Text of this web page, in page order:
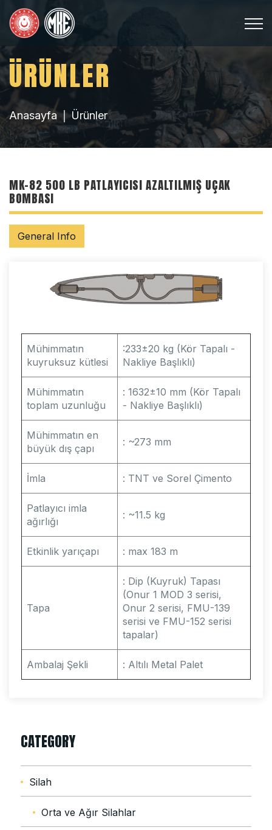
ÜRÜNLER
Anasayfa Ürünler
MK-82 500 LB PATLAYICISI AZALTILMIŞ UÇAK
BOMBASI
General Info
Mühimmatın
kuyruksuz kütlesi
:233±20 kg (Kör Tapalı -
Nakliye Başlıklı)
Mühimmatın
toplam uzunluğu
: 1632±10 mm (Kör Tapalı
- Nakliye Başlıklı)
Mühimmatın en
büyük dış çapı
: ~273 mm
İmla : TNT ve Sorel Çimento
Patlayıcı imla
ağırlığı
: ~11.5 kg
Etkinlik yarıçapı : max 183 m
Tapa
: Dip (Kuyruk) Tapası
(Onur 1 MOD 3 serisi,
Onur 2 serisi, FMU-139
serisi ve FMU-152 serisi
tapalar)
Ambalaj Şekli : Altılı Metal Palet
CATEGORY
Silah
Orta ve Ağır Silahlar